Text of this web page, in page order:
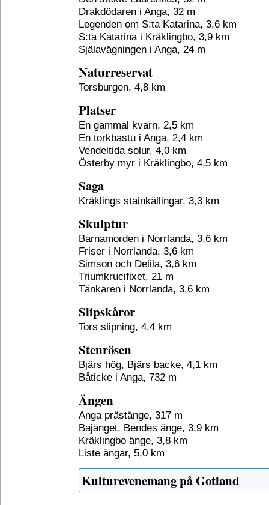
Drakdödaren i Anga, 32 m
Legenden om S:ta Katarina, 3,6 km
S:ta Katarina i Kräklingbo, 3,9 km
Själavägningen i Anga, 24 m
Naturreservat
Torsburgen, 4,8 km
Platser
En gammal kvarn, 2,5 km
En torkbastu i Anga, 2,4 km
Vendeltida solur, 4,0 km
Österby myr i Kräklingbo, 4,5 km
Saga
Kräklings stainkällingar, 3,3 km
Skulptur
Barnamorden i Norrlanda, 3,6 km
Friser i Norrlanda, 3,6 km
Simson och Delila, 3,6 km
Triumkrucifixet, 21 m
Tänkaren i Norrlanda, 3,6 km
Slipskåror
Tors slipning, 4,4 km
Stenrösen
Bjärs hög, Bjärs backe, 4,1 km
Båticke i Anga, 732 m
Ängen
Anga prästänge, 317 m
Bajänget, Bendes änge, 3,9 km
Kräklingbo änge, 3,8 km
Liste ängar, 5,0 km
Kulturevenemang på Gotland